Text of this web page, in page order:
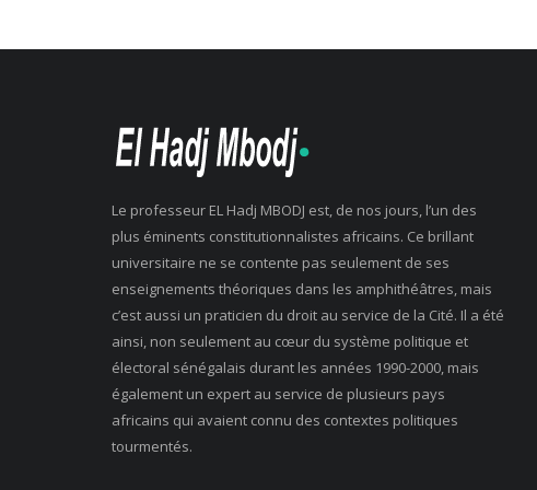
Le professeur EL Hadj MBODJ est, de nos jours, l’un des
plus éminents constitutionnalistes africains. Ce brillant
universitaire ne se contente pas seulement de ses
enseignements théoriques dans les amphithéâtres, mais
c’est aussi un praticien du droit au service de la Cité. Il a été
ainsi, non seulement au cœur du système politique et
électoral sénégalais durant les années 1990-2000, mais
également un expert au service de plusieurs pays
africains qui avaient connu des contextes politiques
tourmentés.